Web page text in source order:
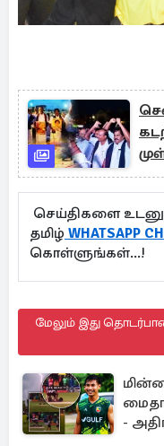
செய்திகளை
தமிழ் WHATSAPP
கொள்ளுங்கள்...!
மேலும் இது
-